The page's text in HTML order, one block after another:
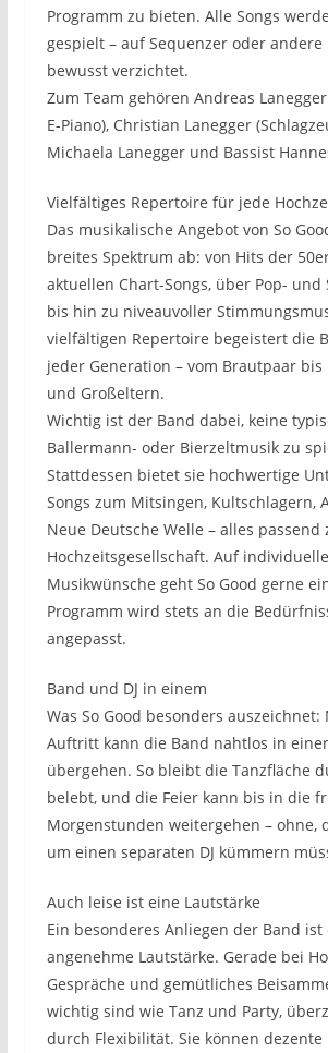
Programm zu bieten. Alle Songs
gespielt – auf Sequenzer oder
bewusst verzichtet.
Zum Team gehören Andreas
E-Piano), Christian Lanegger
Michaela Lanegger und Bassist
Vielfältiges Repertoire für jede
Das musikalische Angebot von So
breites Spektrum ab: von Hits der
aktuellen Chart-Songs, über Pop- und
bis hin zu niveauvoller
vielfältigen Repertoire begeistert die
jeder Generation – vom Brautpaar
und Großeltern.
Wichtig ist der Band dabei, keine
Ballermann- oder Bierzeltmusik zu
Stattdessen bietet sie hochwertige
Songs zum Mitsingen, Kultschlagern,
Neue Deutsche Welle – alles passend
Hochzeitsgesellschaft. Auf individuelle
Musikwünsche geht So Good gerne
Programm wird stets an die
angepasst.
Band und DJ in einem
Was So Good besonders auszeichnet:
Auftritt kann die Band nahtlos in
übergehen. So bleibt die Tanzfläche
belebt, und die Feier kann bis in die
Morgenstunden weitergehen – ohne,
um einen separaten DJ kümmern
Auch leise ist eine Lautstärke
Ein besonderes Anliegen der Band ist
angenehme Lautstärke. Gerade bei
Gespräche und gemütliches
wichtig sind wie Tanz und Party,
durch Flexibilität. Sie können dezente